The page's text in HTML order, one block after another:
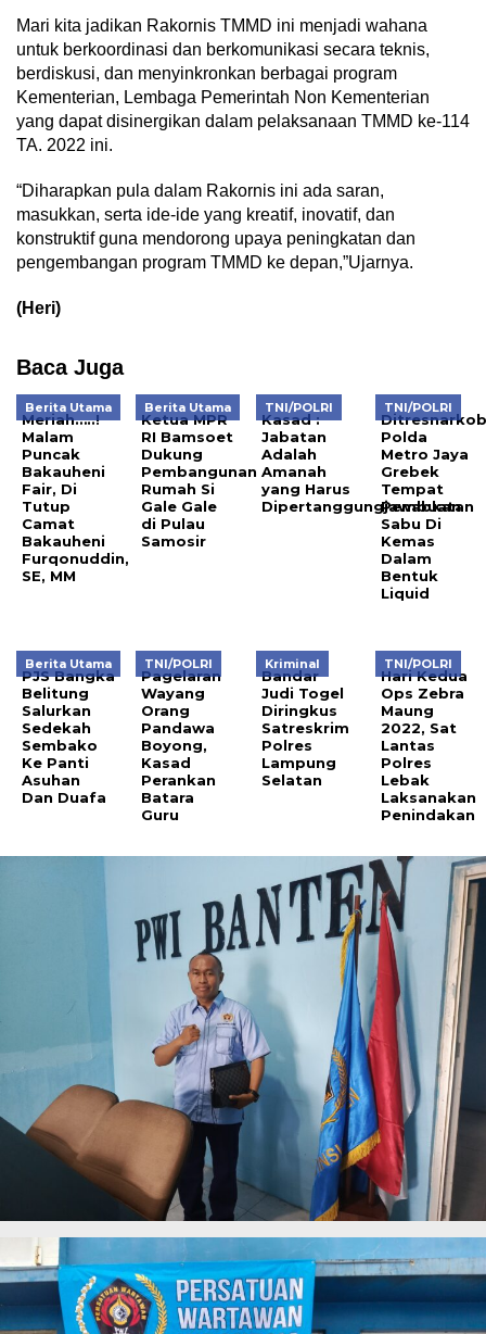
Mari kita jadikan Rakornis TMMD ini menjadi wahana
untuk berkoordinasi dan berkomunikasi secara teknis,
berdiskusi, dan menyinkronkan berbagai program
Kementerian, Lembaga Pemerintah Non Kementerian
yang dapat disinergikan dalam pelaksanaan TMMD ke-114
TA. 2022 ini.
“Diharapkan pula dalam Rakornis ini ada saran,
masukkan, serta ide-ide yang kreatif, inovatif, dan
konstruktif guna mendorong upaya peningkatan dan
pengembangan program TMMD ke depan,”Ujarnya.
(Heri)
Baca Juga
Berita Utama
Meriah…..!
Malam
Puncak
Bakauheni
Fair, Di
Tutup
Camat
Bakauheni
Furqonuddin,
SE, MM
Berita Utama
Ketua MPR
RI Bamsoet
Dukung
Pembangunan
Rumah Si
Gale Gale
di Pulau
Samosir
TNI/POLRI
Kasad :
Jabatan
Adalah
Amanah
yang Harus
Dipertanggungjawabkan
TNI/POLRI
Polda
Metro Jaya
Grebek
Tempat
Pembuatan
Sabu Di
Kemas
Dalam
Bentuk
Liquid
Berita Utama
PJS Bangka
Belitung
Salurkan
Sedekah
Sembako
Ke Panti
Asuhan
Dan Duafa
TNI/POLRI
Pagelaran
Wayang
Orang
Pandawa
Boyong,
Kasad
Perankan
Batara
Guru
Kriminal
Bandar
Judi Togel
Diringkus
Satreskrim
Polres
Lampung
Selatan
TNI/POLRI
Hari Kedua
Ops Zebra
Maung
2022, Sat
Lantas
Polres
Lebak
Laksanakan
Penindakan